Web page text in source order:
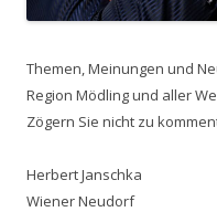
Themen, Meinungen und
Region Mödling und aller
Zögern Sie nicht zu
Herbert Janschka
Wiener Neudorf